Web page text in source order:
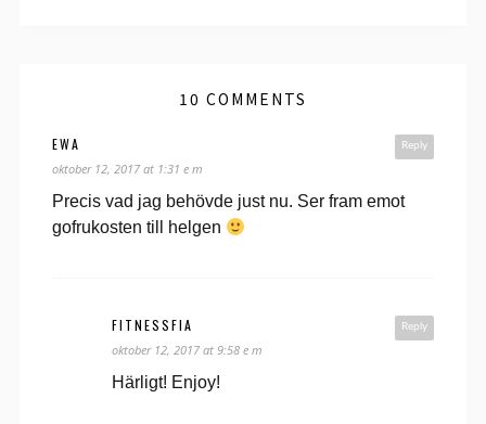
10 COMMENTS
Reply
EWA
oktober 12, 2017 at 1:31 e m
Precis vad jag behövde just nu. Ser fram emot
gofrukosten till helgen
Reply
FITNESSFIA
oktober 12, 2017 at 9:58 e m
Härligt! Enjoy!